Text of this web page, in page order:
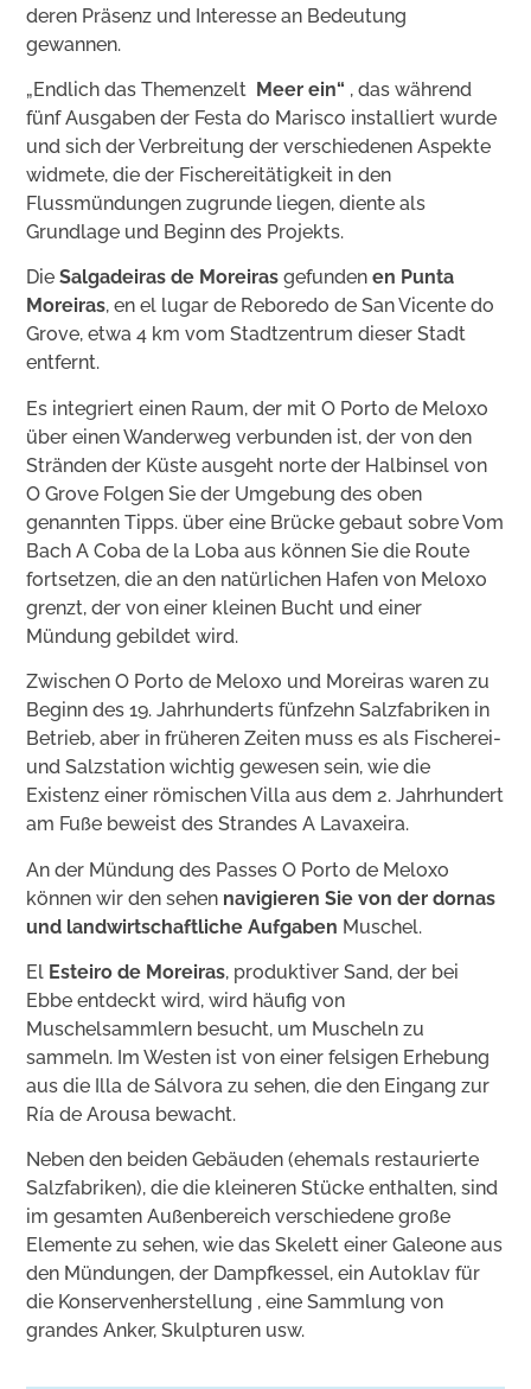
deren Präsenz und Interesse an Bedeutung
gewannen.
„Endlich das Themenzelt Meer ein“ , das während
fünf Ausgaben der Festa do Marisco installiert wurde
und sich der Verbreitung der verschiedenen Aspekte
widmete, die der Fischereitätigkeit in den
Flussmündungen zugrunde liegen, diente als
Grundlage und Beginn des Projekts.
DieSalgadeiras de Moreiras gefundenen Punta
Moreiras, en el lugar de Reboredo de San Vicente do
Grove, etwa 4 km vom Stadtzentrum dieser Stadt
entfernt.
Es integriert einen Raum, der mit O Porto de Meloxo
über einen Wanderweg verbunden ist, der von den
Stränden der Küste ausgeht norte der Halbinsel von
O Grove Folgen Sie der Umgebung des oben
genannten Tipps. über eine Brücke gebaut sobre Vom
Bach A Coba de la Loba aus können Sie die Route
fortsetzen, die an den natürlichen Hafen von Meloxo
grenzt, der von einer kleinen Bucht und einer
Mündung gebildet wird.
Zwischen O Porto de Meloxo und Moreiras waren zu
Beginn des 19. Jahrhunderts fünfzehn Salzfabriken in
Betrieb, aber in früheren Zeiten muss es als Fischerei-
und Salzstation wichtig gewesen sein, wie die
Existenz einer römischen Villa aus dem 2. Jahrhundert
am Fuße beweist des Strandes A Lavaxeira.
An der Mündung des Passes O Porto de Meloxo
können wir den sehen navigieren Sie von der dornas
und landwirtschaftliche Aufgaben Muschel.
El Esteiro de Moreiras, produktiver Sand, der bei
Ebbe entdeckt wird, wird häufig von
Muschelsammlern besucht, um Muscheln zu
sammeln. Im Westen ist von einer felsigen Erhebung
aus die Illa de Sálvora zu sehen, die den Eingang zur
Ría de Arousa bewacht.
Neben den beiden Gebäuden (ehemals restaurierte
Salzfabriken), die die kleineren Stücke enthalten, sind
im gesamten Außenbereich verschiedene große
Elemente zu sehen, wie das Skelett einer Galeone aus
den Mündungen, der Dampfkessel, ein Autoklav für
die Konservenherstellung , eine Sammlung von
grandes Anker, Skulpturen usw.